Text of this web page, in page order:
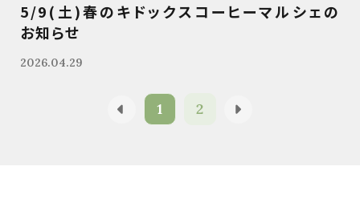
5/9(土)春のキドックスコーヒーマルシェの
お知らせ
2026.04.29
1 2